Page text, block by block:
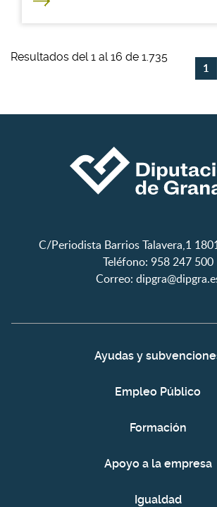
Resultados del 1 al 16 de 1.735
1
C/Periodista Barrios Talavera,1
Teléfono: 958 247 500
Correo:
Ayudas y
Empleo Público
Formación
Apoyo a la empresa
Igualdad